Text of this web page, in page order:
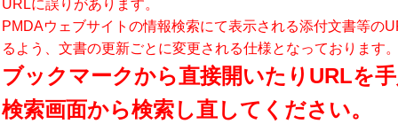
URLに誤りがあります。
PMDAウェブサイトの情報検索にて表示される添付文書等の
るよう、文書の更新ごとに変更される仕様となっております
ブックマークから直接開いたりURLを
検索画面から検索し直してください。